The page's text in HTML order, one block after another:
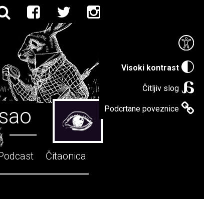
Visoki kontrast
Čitljiv slog
Podcrtane poveznice
Čitaonica